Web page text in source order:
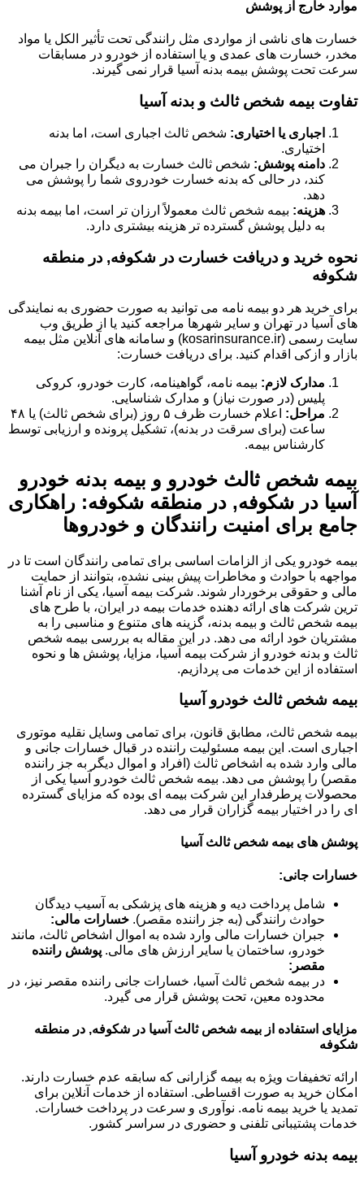
موارد خارج از پوشش
خسارت های ناشی از مواردی مثل رانندگی تحت تأثیر الکل یا مواد
مخدر، خسارت های عمدی و یا استفاده از خودرو در مسابقات
سرعت تحت پوشش بیمه بدنه آسیا قرار نمی گیرند.
تفاوت بیمه شخص ثالث و بدنه آسیا
اجباری یا اختیاری: شخص ثالث اجباری است، اما بدنه
اختیاری.
دامنه پوشش: شخص ثالث خسارت به دیگران را جبران می
کند، در حالی که بدنه خسارت خودروی شما را پوشش می
دهد.
هزینه: بیمه شخص ثالث معمولاً ارزان تر است، اما بیمه بدنه
به دلیل پوشش گسترده تر هزینه بیشتری دارد.
نحوه خرید و دریافت خسارت در شکوفه, در منطقه
شکوفه
برای خرید هر دو بیمه نامه می توانید به صورت حضوری به نمایندگی
های آسیا در تهران و سایر شهرها مراجعه کنید یا از طریق وب
سایت رسمی (kosarinsurance.ir) و سامانه های آنلاین مثل بیمه
بازار و ازکی اقدام کنید. برای دریافت خسارت:
مدارک لازم: بیمه نامه، گواهینامه، کارت خودرو، کروکی
پلیس (در صورت نیاز) و مدارک شناسایی.
مراحل:
اعلام خسارت ظرف ۵ روز (برای شخص ثالث) یا ۴۸
ساعت (برای سرقت در بدنه)، تشکیل پرونده و ارزیابی توسط
کارشناس بیمه.
بیمه شخص ثالث خودرو و بیمه بدنه خودرو
آسیا در شکوفه, در منطقه شکوفه: راهکاری
جامع برای امنیت رانندگان و خودروها
بیمه خودرو یکی از الزامات اساسی برای تمامی رانندگان است تا در
مواجهه با حوادث و مخاطرات پیش بینی نشده، بتوانند از حمایت
مالی و حقوقی برخوردار شوند. شرکت بیمه آسیا، یکی از نام آشنا
ترین شرکت های ارائه دهنده خدمات بیمه در ایران، با طرح های
بیمه شخص ثالث و بیمه بدنه، گزینه های متنوع و مناسبی را به
مشتریان خود ارائه می دهد. در این مقاله به بررسی بیمه شخص
ثالث و بدنه خودرو از شرکت بیمه آسیا، مزایا، پوشش ها و نحوه
استفاده از این خدمات می پردازیم.
بیمه شخص ثالث خودرو آسیا
بیمه شخص ثالث، مطابق قانون، برای تمامی وسایل نقلیه موتوری
اجباری است. این بیمه مسئولیت راننده در قبال خسارات جانی و
مالی وارد شده به اشخاص ثالث (افراد و اموال دیگر به جز راننده
مقصر) را پوشش می دهد. بیمه شخص ثالث خودرو آسیا یکی از
محصولات پرطرفدار این شرکت بیمه ای بوده که مزایای گسترده
ای را در اختیار بیمه گزاران قرار می دهد.
پوشش های بیمه شخص ثالث آسیا
خسارات جانی:
شامل پرداخت دیه و هزینه های پزشکی به آسیب دیدگان
حوادث رانندگی (به جز راننده مقصر). خسارات مالی:
جبران خسارات مالی وارد شده به اموال اشخاص ثالث، مانند
خودرو، ساختمان یا سایر ارزش های مالی. پوشش راننده
مقصر:
در بیمه شخص ثالث آسیا، خسارات جانی راننده مقصر نیز، در
محدوده معین، تحت پوشش قرار می گیرد.
مزایای استفاده از بیمه شخص ثالث آسیا در شکوفه, در منطقه
شکوفه
ارائه تخفیفات ویژه به بیمه گزارانی که سابقه عدم خسارت دارند.
امکان خرید به صورت اقساطی. استفاده از خدمات آنلاین برای
تمدید یا خرید بیمه نامه. نوآوری و سرعت در پرداخت خسارات.
خدمات پشتیبانی تلفنی و حضوری در سراسر کشور.
بیمه بدنه خودرو آسیا